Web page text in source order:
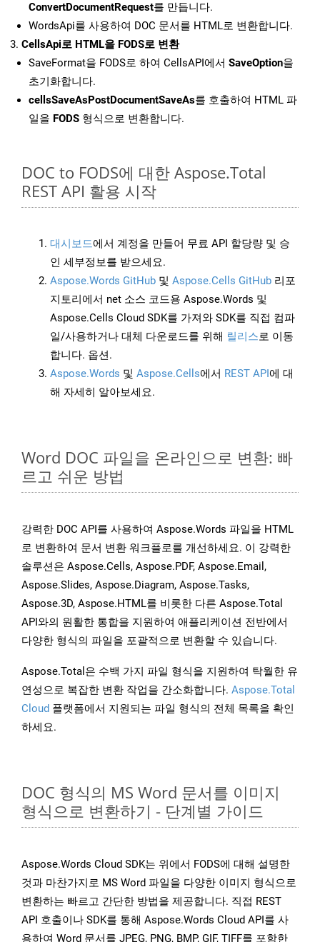
ConvertDocumentRequest를 만듭니다.
WordsApi를 사용하여 DOC 문서를 HTML로 변환합니다.
CellsApi로 HTML을 FODS로 변환
SaveFormat을 FODS로 하여 CellsAPI에서 SaveOption을
초기화합니다.
cellsSaveAsPostDocumentSaveAs를 호출하여 HTML 파
일을 FODS 형식으로 변환합니다.
DOC to FODS에 대한 Aspose.Total
REST API 활용 시작
대시보드에서 계정을 만들어 무료 API 할당량 및 승
인 세부정보를 받으세요.
Aspose.Words GitHub 및 Aspose.Cells GitHub 리포
지토리에서 net 소스 코드용 Aspose.Words 및
Aspose.Cells Cloud SDK를 가져와 SDK를 직접 컴파
일/사용하거나 대체 다운로드를 위해 릴리스로 이동
합니다. 옵션.
Aspose.Words 및 Aspose.Cells에서 REST API에 대
해 자세히 알아보세요.
Word DOC 파일을 온라인으로 변환: 빠
르고 쉬운 방법
강력한 DOC API를 사용하여 Aspose.Words 파일을 HTML
로 변환하여 문서 변환 워크플로를 개선하세요. 이 강력한
솔루션은 Aspose.Cells, Aspose.PDF, Aspose.Email,
Aspose.Slides, Aspose.Diagram, Aspose.Tasks,
Aspose.3D, Aspose.HTML를 비롯한 다른 Aspose.Total
API와의 원활한 통합을 지원하여 애플리케이션 전반에서
다양한 형식의 파일을 포괄적으로 변환할 수 있습니다.
Aspose.Total은 수백 가지 파일 형식을 지원하여 탁월한 유
연성으로 복잡한 변환 작업을 간소화합니다. Aspose.Total
Cloud 플랫폼에서 지원되는 파일 형식의 전체 목록을 확인
하세요.
DOC 형식의 MS Word 문서를 이미지
형식으로 변환하기 - 단계별 가이드
Aspose.Words Cloud SDK는 위에서 FODS에 대해 설명한
것과 마찬가지로 MS Word 파일을 다양한 이미지 형식으로
변환하는 빠르고 간단한 방법을 제공합니다. 직접 REST
API 호출이나 SDK를 통해 Aspose.Words Cloud API를 사
용하여 Word 문서를 JPEG, PNG, BMP, GIF, TIFF를 포함한